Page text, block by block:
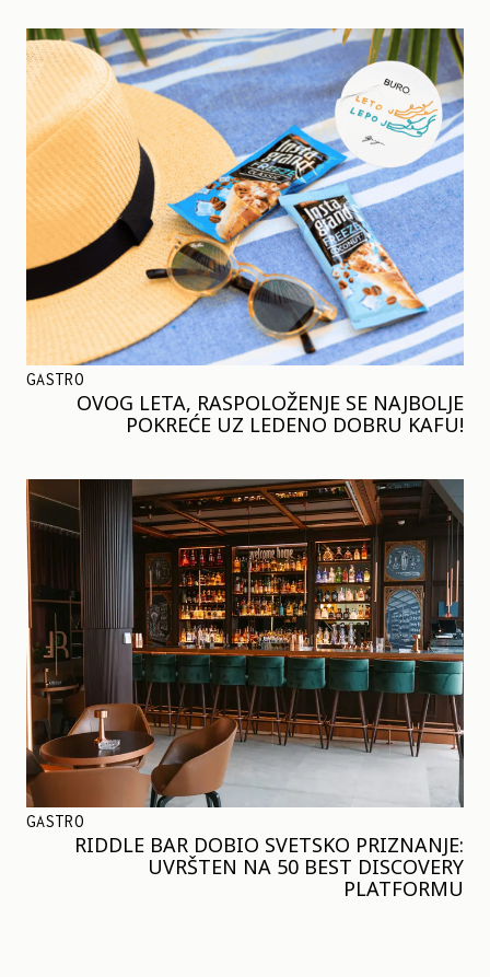
GASTRO
OVOG LETA, RASPOLOŽENJE SE NAJBOLJE
POKREĆE UZ LEDENO DOBRU KAFU!
GASTRO
RIDDLE BAR DOBIO SVETSKO PRIZNANJE:
UVRŠTEN NA 50 BEST DISCOVERY
PLATFORMU